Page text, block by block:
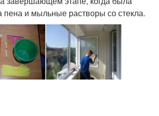
пена и мыльные растворы со стекла.